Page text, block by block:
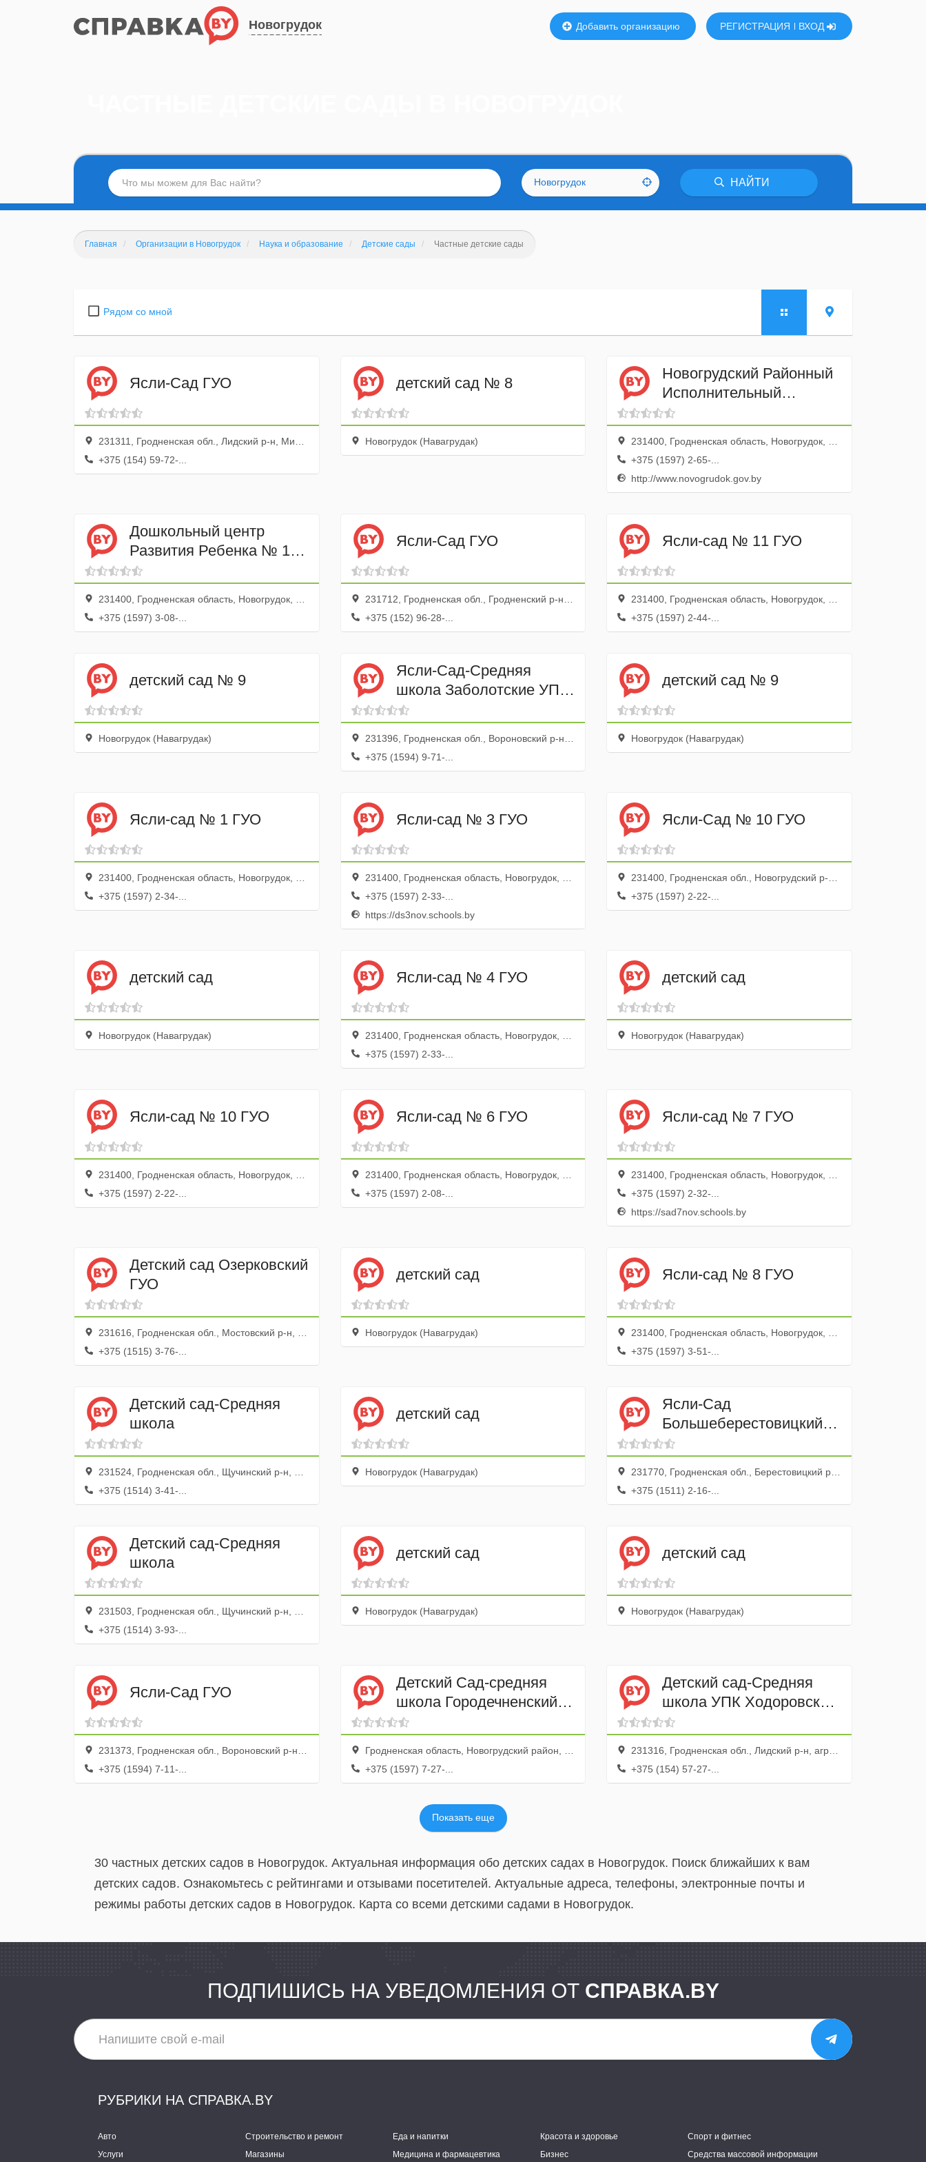
Новогрудок Добавить организацию РЕГИСТРАЦИЯ ВХОД
Новогрудок НАЙТИ
Главная Организации в Новогрудок Наука и образование Детские сады Частные детские сады
Рядом со мной
Ясли-Сад ГУО
231311, Гродненская обл., Лидский р-н, Минойты дер., ул. Красноармейская, 6
+375 (154) 59-72-...
детский сад № 8
Новогрудок (Навагрудак)
Новогрудский Районный
Исполнительный
Комитет
231400, Гродненская область, Новогрудок, улица Мицкевича, 11
+375 (1597) 2-65-...
http://www.novogrudok.gov.by
Дошкольный центр
Развития Ребенка № 1
ГУО
231400, Гродненская область, Новогрудок, Юбилейная улица, 9
+375 (1597) 3-08-...
Ясли-Сад ГУО
231712, Гродненская обл., Гродненский р-н, агрогородок Индура, ул. Гродненская, 31а
+375 (152) 96-28-...
Ясли-сад № 11 ГУО
231400, Гродненская область, Новогрудок, Минская улица, 75
+375 (1597) 2-44-...
детский сад № 9
Новогрудок (Навагрудак)
Ясли-Сад-Средняя
школа Заболотские УПК
ГУО
231396, Гродненская обл., Вороновский р-н, агрогородок Заболоть, ул. Советская, 26а
+375 (1594) 9-71-...
детский сад № 9
Новогрудок (Навагрудак)
Ясли-сад № 1 ГУО
231400, Гродненская область, Новогрудок, улица Ленина, 30
+375 (1597) 2-34-...
Ясли-сад № 3 ГУО
231400, Гродненская область, Новогрудок, Советская улица, 17А
+375 (1597) 2-33-...
https://ds3nov.schools.by
Ясли-Сад № 10 ГУО
231400, Гродненская обл., Новогрудский р-н, Новогрудок г., ул. Швейная, 6
+375 (1597) 2-22-...
детский сад
Новогрудок (Навагрудак)
Ясли-сад № 4 ГУО
231400, Гродненская область, Новогрудок, Октябрьская улица, 43А
+375 (1597) 2-33-...
детский сад
Новогрудок (Навагрудак)
Ясли-сад № 10 ГУО
231400, Гродненская область, Новогрудок, Швейная улица, 6
+375 (1597) 2-22-...
Ясли-сад № 6 ГУО
231400, Гродненская область, Новогрудок, улица Мицкевича, 19
+375 (1597) 2-08-...
Ясли-сад № 7 ГУО
231400, Гродненская область, Новогрудок, улица Чехова, 3
+375 (1597) 2-32-...
https://sad7nov.schools.by
Детский сад Озерковский
ГУО
231616, Гродненская обл., Мостовский р-н, Большие Озерки дер., ул. Садовая, 1
+375 (1515) 3-76-...
детский сад
Новогрудок (Навагрудак)
Ясли-сад № 8 ГУО
231400, Гродненская область, Новогрудок, Юбилейная улица, 11А
+375 (1597) 3-51-...
Детский сад-Средняя
школа
231524, Гродненская обл., Щучинский р-н, агрогородок Головичполье, ул. Ленина, 3
+375 (1514) 3-41-...
детский сад
Новогрудок (Навагрудак)
Ясли-Сад
Большеберестовицкий
ГУО
231770, Гродненская обл., Берестовицкий р-н, Берестовица г., ул. Ленина, 12
+375 (1511) 2-16-...
Детский сад-Средняя
школа
231503, Гродненская обл., Щучинский р-н, Скрибовцы дер., ул. Советская, 24
+375 (1514) 3-93-...
детский сад
Новогрудок (Навагрудак)
детский сад
Новогрудок (Навагрудак)
Ясли-Сад ГУО
231373, Гродненская обл., Вороновский р-н, агрогородок Жирмуны, ул. Садовая, 5
+375 (1594) 7-11-...
Детский Сад-средняя
школа Городечненский
УПК ГУО
Гродненская область, Новогрудский район, деревня Городечно
+375 (1597) 7-27-...
Детский сад-Средняя
школа УПК Ходоровский
ГУО
231316, Гродненская обл., Лидский р-н, агрогородок Ходоровцы, ул. Комсомольская, 10
+375 (154) 57-27-...
Показать еще
30 частных детских садов в Новогрудок. Актуальная информация обо детских садах в Новогрудок. Поиск ближайших к вам
детских садов. Ознакомьтесь с рейтингами и отзывами посетителей. Актуальные адреса, телефоны, электронные почты и
режимы работы детских садов в Новогрудок. Карта со всеми детскими садами в Новогрудок.
ПОДПИШИСЬ НА УВЕДОМЛЕНИЯ ОТ СПРАВКА.BY
РУБРИКИ НА СПРАВКА.BY
Авто Строительство и ремонт Еда и напитки Красота и здоровье
Спорт и фитнес
Услуги
Магазины Медицина и фармацевтика Бизнес Средства массовой информации